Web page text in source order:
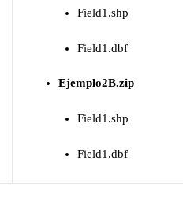
Field1.shp
Field1.dbf
Ejemplo2B.zip
Field1.shp
Field1.dbf